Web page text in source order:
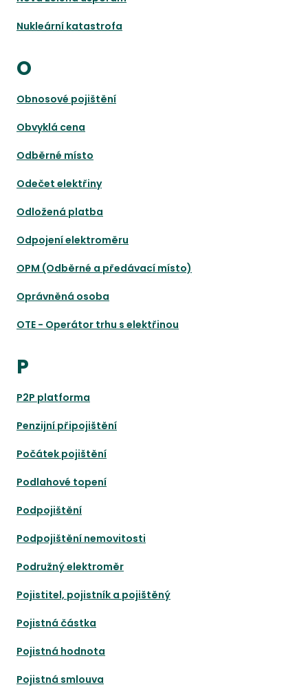
Nukleární katastrofa
O
Obnosové pojištění
Obvyklá cena
Odběrné místo
Odečet elektřiny
Odložená platba
Odpojení elektroměru
OPM (Odběrné a předávací místo)
Oprávněná osoba
OTE - Operátor trhu s elektřinou
P
P2P platforma
Penzijní připojištění
Počátek pojištění
Podlahové topení
Podpojištění
Podpojištění nemovitosti
Podružný elektroměr
Pojistitel, pojistník a pojištěný
Pojistná částka
Pojistná hodnota
Pojistná smlouva